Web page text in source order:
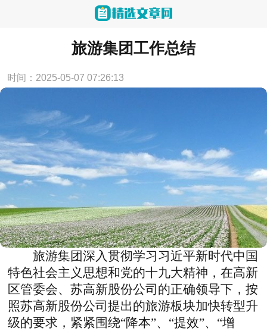
当前位置： 首页 > 企业文化
旅游集团工作总结
时间：2025-05-07 07:26:13
旅游集团深入贯彻学习习近平新时代中国
特色社会主义思想和党的十九大精神，在高新
区管委会、苏高新股份公司的正确领导下，按
照苏高新股份公司提出的旅游板块加快转型升
级的要求，紧紧围绕“降本”、“提效”、“增